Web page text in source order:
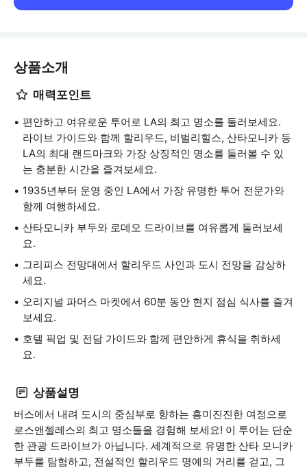
상품소개
매력포인트
편안하고 여유로운 투어로 LA의 최고 명소를 둘러보세요.
라이브 가이드와 함께 할리우드, 비벌리힐스, 산타모니카 등
LA의 최대 랜드마크와 가장 상징적인 명소를 둘러볼 수 있
는 충분한 시간을 즐겨보세요.
1935년부터 운영 중인 LA에서 가장 유명한 투어 전문가와
함께 여행하세요.
산타모니카 부두와 로데오 드라이브를 여유롭게 둘러보세
요.
그리피스 전망대에서 할리우드 사인과 도시 전망을 감상하
세요.
오리지널 파머스 마켓에서 60분 동안 현지 점심 식사를 즐겨
보세요.
호텔 픽업 및 전담 가이드와 함께 편안하게 휴식을 취하세
요.
상품설명
버스에서 내려 도시의 중심부로 향하는 흥미진진한 여정으로
로스앤젤레스의 최고 명소들을 경험해 보세요! 이 투어는 단순
한 관광 드라이브가 아닙니다. 세계적으로 유명한 산타 모니카
부두를 탐험하고, 전설적인 할리우드 명예의 거리를 걷고, 그